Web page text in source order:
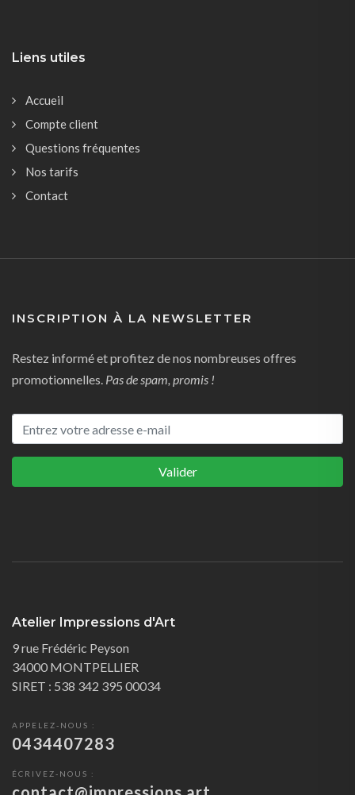
Liens utiles
Accueil
Compte client
Questions fréquentes
Nos tarifs
Contact
INSCRIPTION À LA NEWSLETTER
Restez informé et profitez de nos nombreuses offres
promotionnelles. Pas de spam, promis !
Valider
Atelier Impressions d'Art
9 rue Frédéric Peyson
34000 MONTPELLIER
SIRET : 538 342 395 00034
APPELEZ-NOUS :
0434407283
ÉCRIVEZ-NOUS :